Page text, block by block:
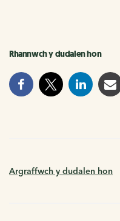
Rhannwch y dudalen hon
Argraffwch y dudalen hon